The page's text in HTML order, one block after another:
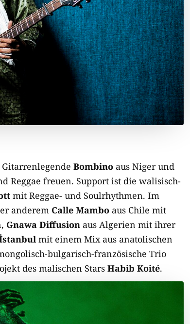
Bombino aus Niger und
Reggae freuen. Support ist die walisisch-
mit Reggae- und Soulrhythmen. Im
anderem Calle Mambo aus Chile mit
Gnawa Diffusion aus Algerien mit ihrer
mit einem Mix aus anatolischen
bulgarisch-französische Trio
des malischen Stars Habib Koité.